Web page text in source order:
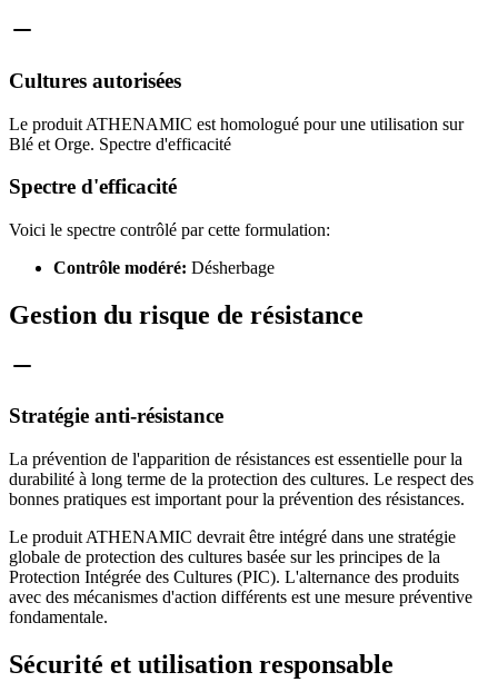
Cultures autorisées
Le produit ATHENAMIC est homologué pour une utilisation sur
Blé et Orge. Spectre d'efficacité
Spectre d'efficacité
Voici le spectre contrôlé par cette formulation:
Contrôle modéré: Désherbage
Gestion du risque de résistance
Stratégie anti-résistance
La prévention de l'apparition de résistances est essentielle pour la
durabilité à long terme de la protection des cultures. Le respect des
bonnes pratiques est important pour la prévention des résistances.
Le produit ATHENAMIC devrait être intégré dans une stratégie
globale de protection des cultures basée sur les principes de la
Protection Intégrée des Cultures (PIC). L'alternance des produits
avec des mécanismes d'action différents est une mesure préventive
fondamentale.
Sécurité et utilisation responsable